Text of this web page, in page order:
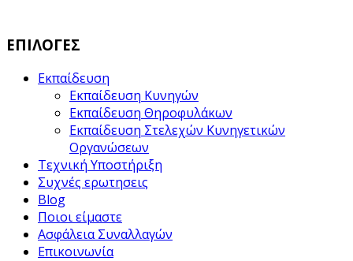
ΕΠΙΛΟΓΕΣ
Εκπαίδευση
Εκπαίδευση Κυνηγών
Εκπαίδευση Θηροφυλάκων
Εκπαίδευση Στελεχών Κυνηγετικών
Οργανώσεων
Τεχνική Υποστήριξη
Συχνές ερωτησεις
Blog
Ποιοι είμαστε
Ασφάλεια Συναλλαγών
Επικοινωνία